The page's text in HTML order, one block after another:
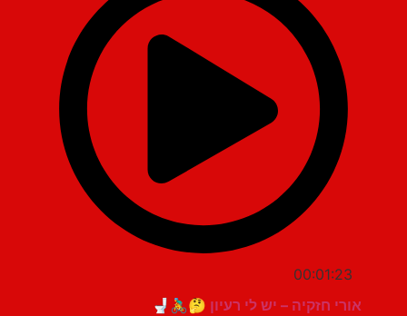
00:01:23
אורי חזקיה – יש לי רעיון 🤔🚴‍♂️🚽